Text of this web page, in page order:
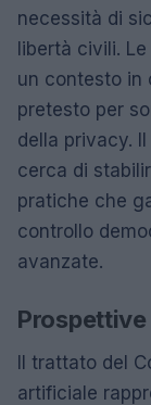
necessità di
libertà civili.
un contesto in
pretesto per
della privacy.
cerca di
pratiche che
controllo
avanzate.
Il trattato del
artificiale